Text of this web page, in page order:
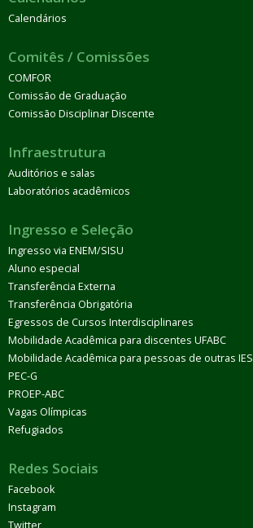
Calendários
Comitês / Comissões
COMFOR
Comissão de Graduação
Comissão Disciplinar Discente
Infraestrutura
Auditórios e salas
Laboratórios acadêmicos
Ingresso e Seleção
Ingresso via ENEM/SISU
Aluno especial
Transferência Externa
Transferência Obrigatória
Egressos de Cursos Interdisciplinares
Mobilidade Acadêmica para discentes UFABC
Mobilidade Acadêmica para pessoas de outras IES
PEC-G
PROEP-ABC
Vagas Olímpicas
Refugiados
Redes Sociais
Facebook
Instagram
Twitter